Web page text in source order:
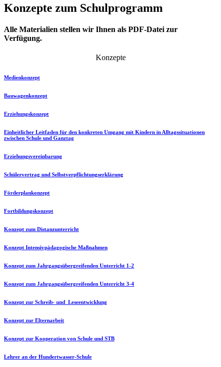
Konzepte zum Schulprogramm
Alle Materialien stellen wir Ihnen als PDF-Datei zur
Verfügung.
Konzepte
Medienkonzept
Bauwagenkonzept
Erziehungskonzept
Einheitlicher Leitfaden für den konkreten Umgang mit Kindern in Alltagssituationen
zwischen Schule und Ganztag
Erziehungsvereinbarung
Schülervertrag und Selbstverpflichtungserklärung
Förderplankonzept
Fortbildungskonzept
Konzept zum Distanzunterricht
Konzept Intensivpädagogische Maßnahmen
Konzept zum Jahrgangsübergreifenden Unterricht 1-2
Konzept zum Jahrgangsübergreifenden Unterricht 3-4
Konzept zur Schreib- und Leseentwicklung
Konzept zur Elternarbeit
Konzept zur Kooperation von Schule und STB
Lehrer an der Hundertwasser-Schule